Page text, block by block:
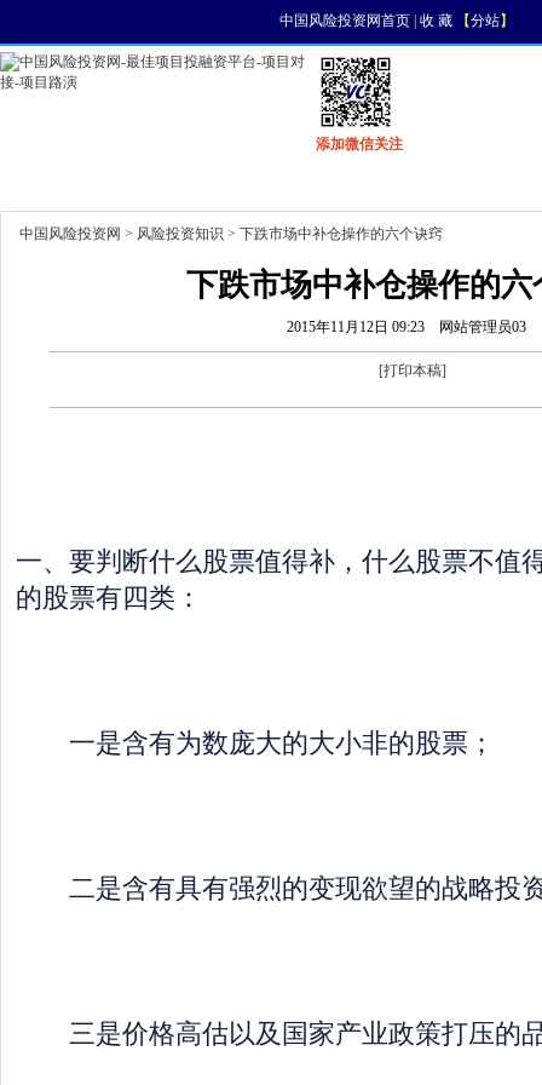
中国风险投资网首页| 收 藏【分站】
添加微信关注
中国风险投资网 > 风险投资知识 > 下跌市场中补仓操作的六个诀窍
下跌市场中补仓操作的六
2015年11月12日 09:23 网站管理员03
[打印本稿]
一、要判断什么股票值得补，什么股票不值
的股票有四类：
一是含有为数庞大的大小非的股票；
二是含有具有强烈的变现欲望的战略投
三是价格高估以及国家产业政策打压的